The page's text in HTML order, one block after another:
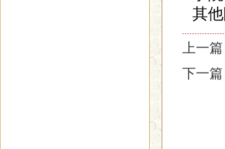
其
上一
下一